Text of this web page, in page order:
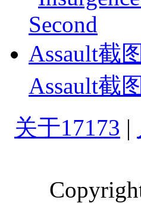
Assault截图
关于17173 |